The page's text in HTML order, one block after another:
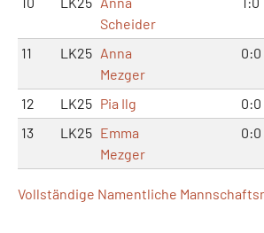
Scheider
11 LK25 Anna
Mezger
0:0
12 LK25 Pia Ilg 0:0
13
LK25 Emma
Mezger
0:0
Vollständige Namentliche